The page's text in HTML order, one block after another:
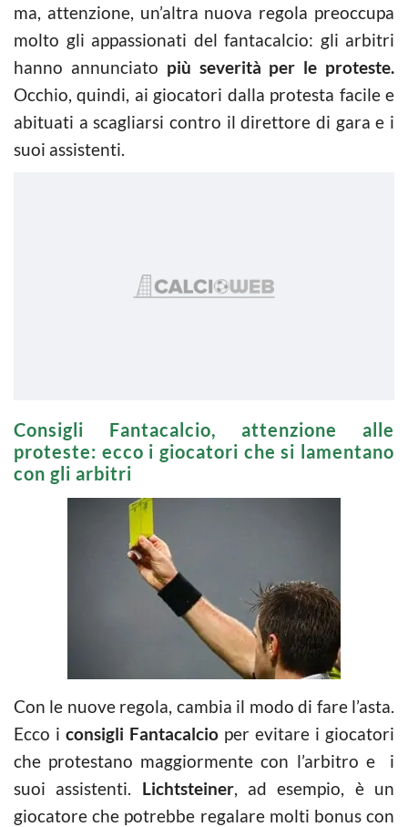
ma, attenzione, un’altra nuova regola preoccupa
molto gli appassionati del fantacalcio: gli arbitri
hanno annunciato più severità per le proteste.
Occhio, quindi, ai giocatori dalla protesta facile e
abituati a scagliarsi contro il direttore di gara e i
suoi assistenti.
Consigli Fantacalcio, attenzione alle
proteste: ecco i giocatori che si lamentano
con gli arbitri
Con le nuove regola, cambia il modo di fare l’asta.
Ecco i consigli Fantacalcio per evitare i giocatori
che protestano maggiormente con l’arbitro e i
suoi assistenti. Lichtsteiner, ad esempio, è un
giocatore che potrebbe regalare molti bonus con